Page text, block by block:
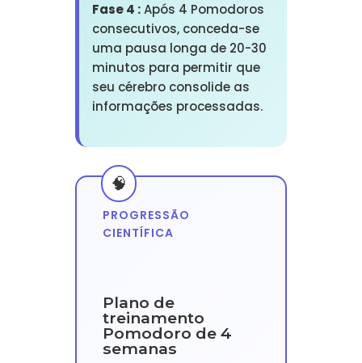
Fase 4 :Após 4 Pomodoros
consecutivos, conceda-se
uma pausa longa de 20-30
minutos para permitir que
seu cérebro consolide as
informações processadas.
PROGRESSÃO
CIENTÍFICA
Plano de
treinamento
Pomodoro de 4
semanas